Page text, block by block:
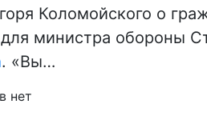
Коломойского о
министра обороны
. «Вы…
нет